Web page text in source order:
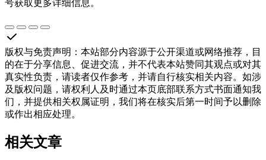
号获取更多详细信息。
版权与免责声明 ： 本站部分内容源于公开渠道或网络推荐，目
的在于分享信息、促进交流，并不代表本站赞同其观点或对其
真实性负责，请读者仅作参考，并请自行核实相关内容。如涉
及版权问题，请权利人及时通过本页底部联系方式书面通知我
们，并提供相关权属证明，我们将在核实后第一时间予以删除
或作出相应处理。
相关文章